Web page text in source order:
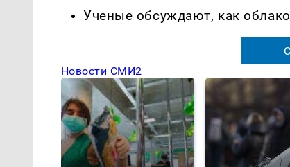
Ученые обсуждают, как
Новости СМИ2